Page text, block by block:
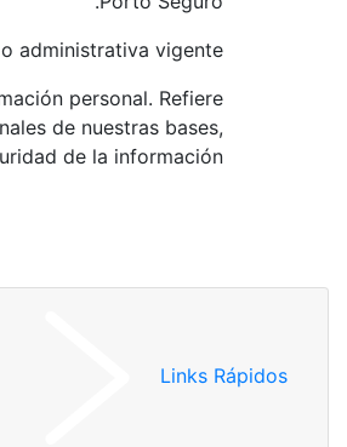
administrativa vigente.
personal. Refiere
de nuestras bases,
de la información.
Links Rápidos